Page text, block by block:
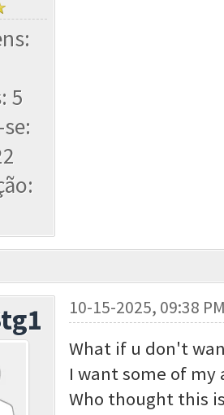
5
10-15-2025, 09:38
What if u don't
I want some of my
Who thought this